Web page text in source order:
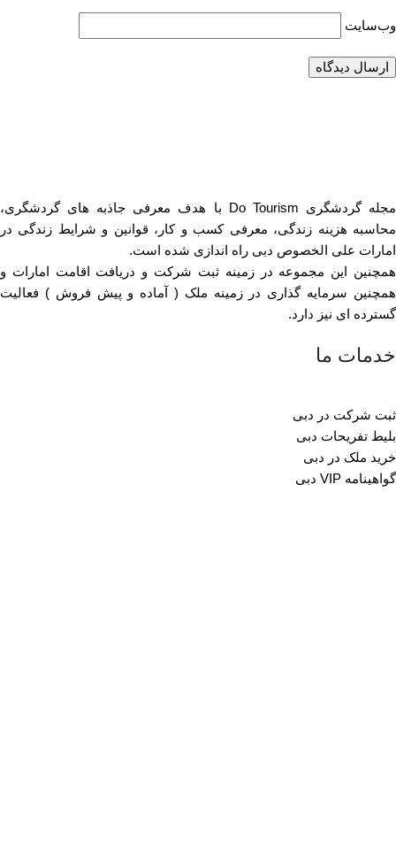
وب‌سایت
مجله گردشگری Do Tourism با هدف معرفی جاذبه های گردشگری،
محاسبه هزینه زندگی، معرفی کسب و کار، قوانین و شرایط زندگی در
امارات علی الخصوص دبی راه اندازی شده است.
همچنین این مجموعه در زمینه ثبت شرکت و دریافت اقامت امارات و
همچنین سرمایه گذاری در زمینه ملک ( آماده و پیش فروش ) فعالیت
گسترده ای نیز دارد.
خدمات ما
ثبت شرکت در دبی
بلیط تفریحات دبی
خرید ملک در دبی
گواهینامه VIP دبی